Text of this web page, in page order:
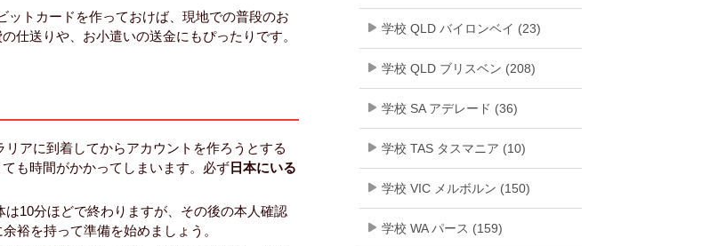
ットカードを作っておけば、現地での普段のお
仕送りや、お小遣いの送金にもぴったりです。
リアに到着してからアカウントを作ろうとする
も時間がかかってしまいます。必ず 日本にいる
は10分ほどで終わりますが、その後の本人確認
裕を持って準備を始めましょう。
学校 QLD バイロンベイ (23)
学校 QLD ブリスベン (208)
学校 SA アデレード (36)
学校 TAS タスマニア (10)
学校 VIC メルボルン (150)
学校 WA パース (159)